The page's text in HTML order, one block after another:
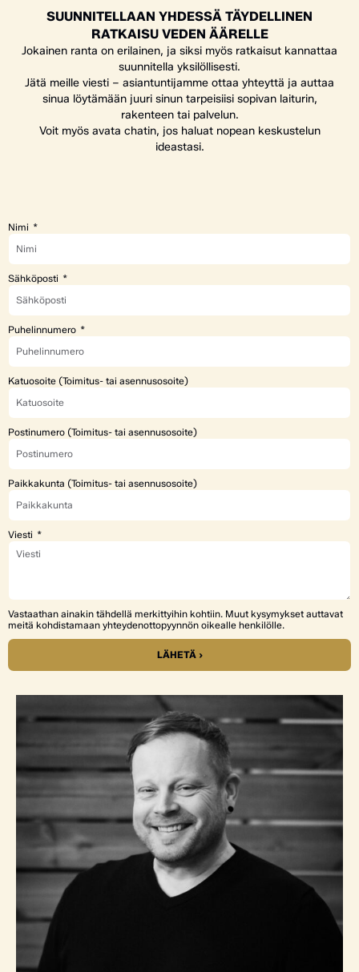
SUUNNITELLAAN YHDESSÄ TÄYDELLINEN
RATKAISU VEDEN ÄÄRELLE
Jokainen ranta on erilainen, ja siksi myös ratkaisut kannattaa
suunnitella yksilöllisesti.
Jätä meille viesti – asiantuntijamme ottaa yhteyttä ja auttaa
sinua löytämään juuri sinun tarpeisiisi sopivan laiturin,
rakenteen tai palvelun.
Voit myös avata chatin, jos haluat nopean keskustelun
ideastasi.
Nimi
Sähköposti
Puhelinnumero
Katuosoite (Toimitus- tai asennusosoite)
Postinumero (Toimitus- tai asennusosoite)
Paikkakunta (Toimitus- tai asennusosoite)
Viesti
Vastaathan ainakin tähdellä merkittyihin kohtiin. Muut kysymykset auttavat
meitä kohdistamaan yhteydenottopyynnön oikealle henkilölle.
LÄHETÄ ›